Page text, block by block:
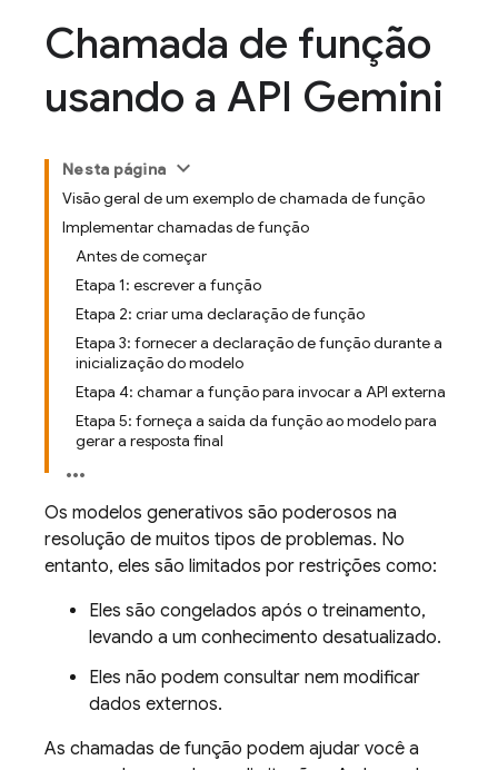
Chamada de função
usando a API Gemini
Nesta página
Visão geral de um exemplo de chamada de função
Implementar chamadas de função
Antes de começar
Etapa 1: escrever a função
Etapa 2: criar uma declaração de função
Etapa 3: fornecer a declaração de função durante a
inicialização do modelo
Etapa 4: chamar a função para invocar a API externa
Etapa 5: forneça a saída da função ao modelo para
gerar a resposta final
Os modelos generativos são poderosos na
resolução de muitos tipos de problemas. No
entanto, eles são limitados por restrições como:
Eles são congelados após o treinamento,
levando a um conhecimento desatualizado.
Eles não podem consultar nem modificar
dados externos.
As chamadas de função podem ajudar você a